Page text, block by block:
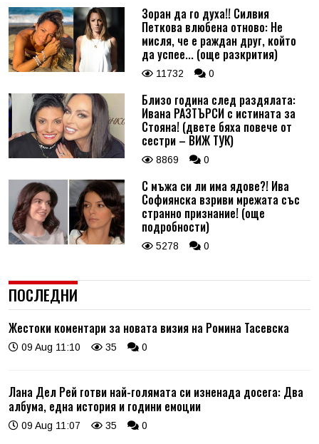
Зоран да го духа!! Силвия
Петкова влюбена отново: Не
мисля, че е раждан друг, който
да успее... (още разкрития)
11732 0
Близо година след раздялата:
Ивана РАЗТЪРСИ с истината за
Стояна! (двете бяха повече от
сестри – ВИЖ ТУК)
8869 0
С мъжа си ли има ядове?! Ива
Софиянска взриви мрежата със
странно признание! (още
подробности)
5278 0
ПОСЛЕДНИ
Жестоки коментари за новата визия на Ромина Тасевска
09 Aug 11:10 35 0
Лана Дел Рей готви най-голямата си изненада досега: Два
албума, една история и години емоции
09 Aug 11:07 35 0